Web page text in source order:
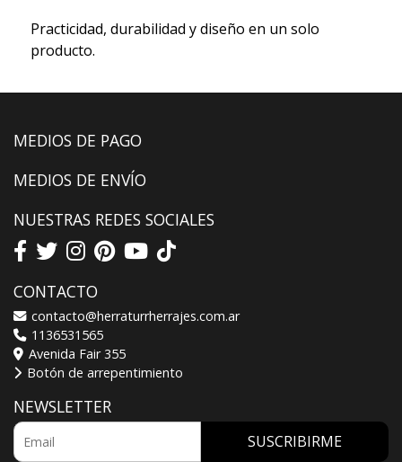
Practicidad, durabilidad y diseño en un solo
producto.
MEDIOS DE PAGO
MEDIOS DE ENVÍO
NUESTRAS REDES SOCIALES
CONTACTO
contacto@herraturrherrajes.com.ar
1136531565
Avenida Fair 355
Botón de arrepentimiento
NEWSLETTER
SUSCRIBIRME